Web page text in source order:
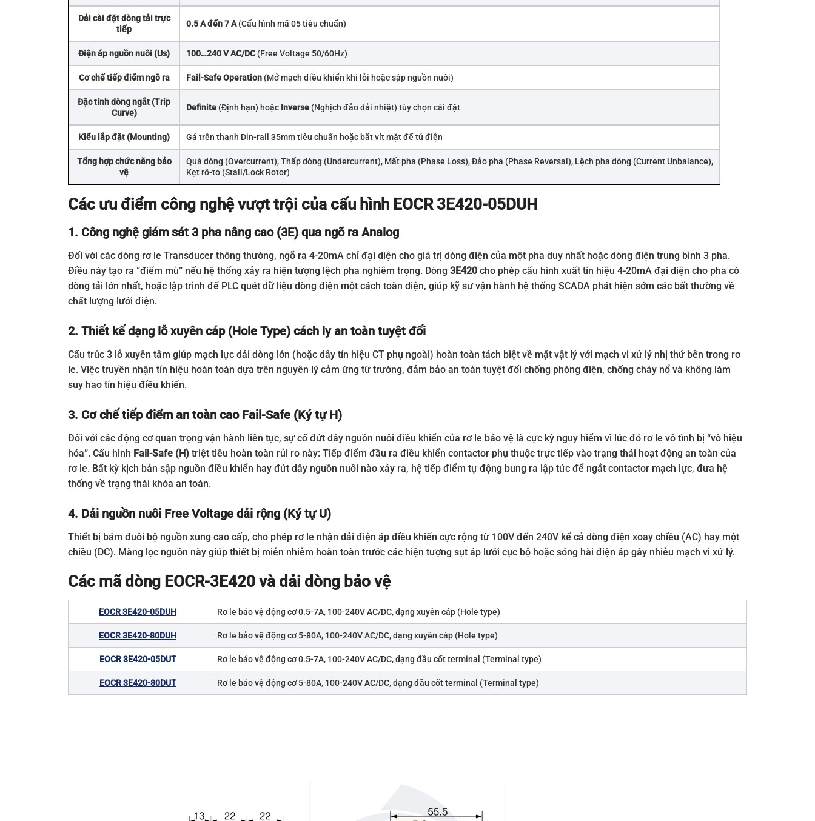
Dải cài đặt dòng tải trực
tiếp
0.5 A đến 7 A(Cấu hình mã 05 tiêu chuẩn)
Điện áp nguồn nuôi (Us) 100…240 V AC/DC (Free Voltage 50/60Hz)
Cơ chế tiếp điểm ngõ ra Fail-Safe Operation (Mở mạch điều khiển khi lỗi hoặc sập nguồn nuôi)
Đặc tính dòng ngắt (Trip
Curve)
Definite (Định hạn) hoặc Inverse (Nghịch đảo dải nhiệt) tùy chọn cài đặt
Kiểu lắp đặt (Mounting) Gá trên thanh Din-rail 35mm tiêu chuẩn hoặc bắt vít mặt đế tủ điện
Tổng hợp chức năng bảo
vệ
Quá dòng (Overcurrent), Thấp dòng (Undercurrent), Mất pha (Phase Loss), Đảo pha (Phase Reversal), Lệch pha dòng (Current Unbalance),
Kẹt rô-to (Stall/Lock Rotor)
Các ưu điểm công nghệ vượt trội của cấu hình EOCR 3E420-05DUH
1. Công nghệ giám sát 3 pha nâng cao (3E) qua ngõ ra Analog
Đối với các dòng rơ le Transducer thông thường, ngõ ra 4-20mA chỉ đại diện cho giá trị dòng điện của một pha duy nhất hoặc dòng điện trung bình 3 pha.
Điều này tạo ra “điểm mù” nếu hệ thống xảy ra hiện tượng lệch pha nghiêm trọng. Dòng 3E420 cho phép cấu hình xuất tín hiệu 4-20mA đại diện cho pha có
dòng tải lớn nhất, hoặc lập trình để PLC quét dữ liệu dòng điện một cách toàn diện, giúp kỹ sư vận hành hệ thống SCADA phát hiện sớm các bất thường về
chất lượng lưới điện.
2. Thiết kế dạng lỗ xuyên cáp (Hole Type) cách ly an toàn tuyệt đối
Cấu trúc 3 lỗ xuyên tâm giúp mạch lực dải dòng lớn (hoặc dây tín hiệu CT phụ ngoài) hoàn toàn tách biệt về mặt vật lý với mạch vi xử lý nhị thứ bên trong rơ
le. Việc truyền nhận tín hiệu hoàn toàn dựa trên nguyên lý cảm ứng từ trường, đảm bảo an toàn tuyệt đối chống phóng điện, chống cháy nổ và không làm
suy hao tín hiệu điều khiển.
3. Cơ chế tiếp điểm an toàn cao Fail-Safe (Ký tự H)
Đối với các động cơ quan trọng vận hành liên tục, sự cố đứt dây nguồn nuôi điều khiển của rơ le bảo vệ là cực kỳ nguy hiểm vì lúc đó rơ le vô tình bị “vô hiệu
hóa”. Cấu hình Fail-Safe (H) triệt tiêu hoàn toàn rủi ro này: Tiếp điểm đầu ra điều khiển contactor phụ thuộc trực tiếp vào trạng thái hoạt động an toàn của
rơ le. Bất kỳ kịch bản sập nguồn điều khiển hay đứt dây nguồn nuôi nào xảy ra, hệ tiếp điểm tự động bung ra lập tức để ngắt contactor mạch lực, đưa hệ
thống về trạng thái khóa an toàn.
4. Dải nguồn nuôi Free Voltage dải rộng (Ký tự U)
Thiết bị bám đuôi bộ nguồn xung cao cấp, cho phép rơ le nhận dải điện áp điều khiển cực rộng từ 100V đến 240V kể cả dòng điện xoay chiều (AC) hay một
chiều (DC). Màng lọc nguồn này giúp thiết bị miễn nhiễm hoàn toàn trước các hiện tượng sụt áp lưới cục bộ hoặc sóng hài điện áp gây nhiễu mạch vi xử lý.
Các mã dòng EOCR-3E420 và dải dòng bảo vệ
EOCR 3E420-05DUH Rơ le bảo vệ động cơ 0.5-7A, 100-240V AC/DC, dạng xuyên cáp (Hole type)
EOCR 3E420-80DUH Rơ le bảo vệ động cơ 5-80A, 100-240V AC/DC, dạng xuyên cáp (Hole type)
EOCR 3E420-05DUT Rơ le bảo vệ động cơ 0.5-7A, 100-240V AC/DC, dạng đầu cốt terminal (Terminal type)
EOCR 3E420-80DUT Rơ le bảo vệ động cơ 5-80A, 100-240V AC/DC, dạng đầu cốt terminal (Terminal type)